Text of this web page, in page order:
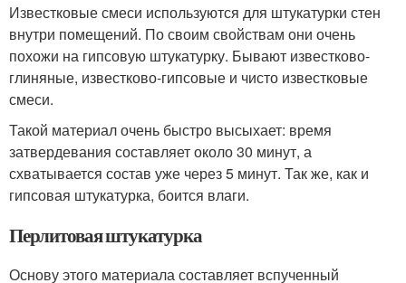
Известковые смеси используются для штукатурки стен
внутри помещений. По своим свойствам они очень
похожи на гипсовую штукатурку. Бывают известково-
глиняные, известково-гипсовые и чисто известковые
смеси.
Такой материал очень быстро высыхает: время
затвердевания составляет около 30 минут, а
схватывается состав уже через 5 минут. Так же, как и
гипсовая штукатурка, боится влаги.
Перлитовая штукатурка
Основу этого материала составляет вспученный